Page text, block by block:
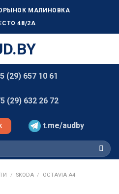
МАЛИНОВКА
48/2А
(29) 657 10 61
(29) 632 26 72
t.me/audby
/ SKODA / OCTAVIA A4